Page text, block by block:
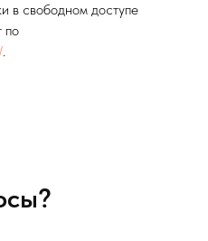
в свободном доступе
по
.